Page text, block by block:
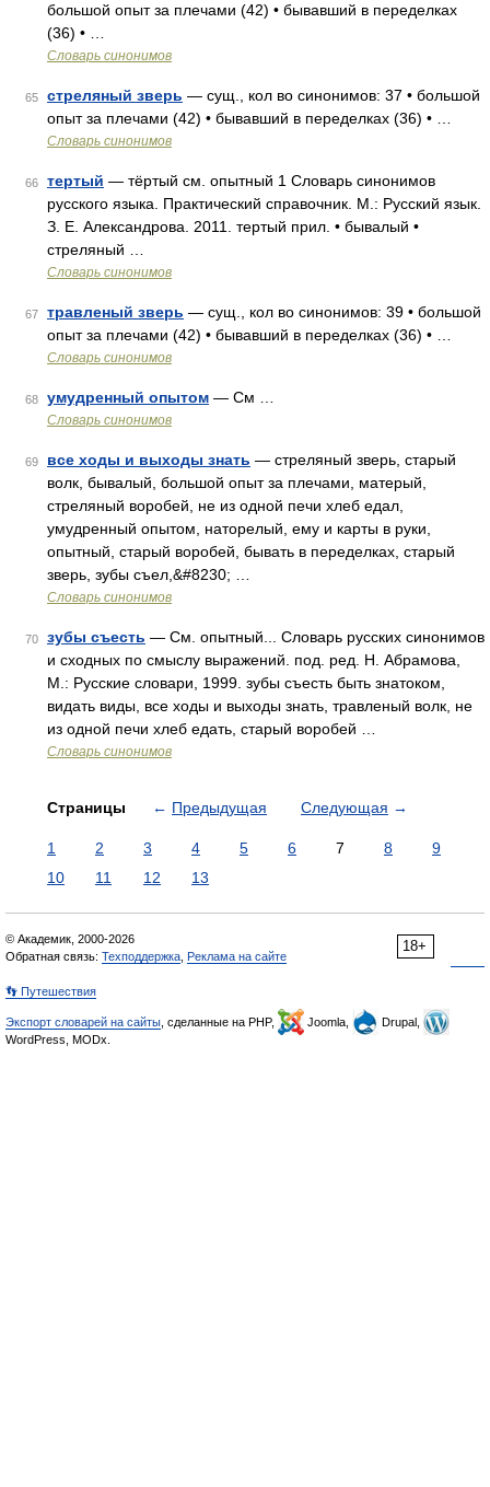
большой опыт за плечами (42) • бывавший в переделках
(36) • …
Словарь синонимов
65 стреляный зверь — сущ., кол во синонимов: 37 • большой
опыт за плечами (42) • бывавший в переделках (36) • …
Словарь синонимов
66 тертый — тёртый см. опытный 1 Словарь синонимов
русского языка. Практический справочник. М.: Русский язык.
З. Е. Александрова. 2011. тертый прил. • бывалый •
стреляный …
Словарь синонимов
67 травленый зверь — сущ., кол во синонимов: 39 • большой
опыт за плечами (42) • бывавший в переделках (36) • …
Словарь синонимов
68 умудренный опытом — См …
Словарь синонимов
69 все ходы и выходы знать — стреляный зверь, старый
волк, бывалый, большой опыт за плечами, матерый,
стреляный воробей, не из одной печи хлеб едал,
умудренный опытом, наторелый, ему и карты в руки,
опытный, старый воробей, бывать в переделках, старый
зверь, зубы съел,&#8230; …
Словарь синонимов
70 зубы съесть — См. опытный... Словарь русских синонимов
и сходных по смыслу выражений. под. ред. Н. Абрамова,
М.: Русские словари, 1999. зубы съесть быть знатоком,
видать виды, все ходы и выходы знать, травленый волк, не
из одной печи хлеб едать, старый воробей …
Словарь синонимов
Страницы ← Предыдущая Следующая →
1 2 3 4 5 6 7 8
9
10
11 12 13
18+
© Академик, 2000-2026
Обратная связь: Техподдержка Реклама на сайте
👣 Путешествия
Экспорт словарей на сайты , сделанные на PHP, Joomla,
Drupal,
WordPress, MODx.